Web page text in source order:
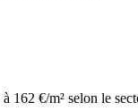
€/m² selon le